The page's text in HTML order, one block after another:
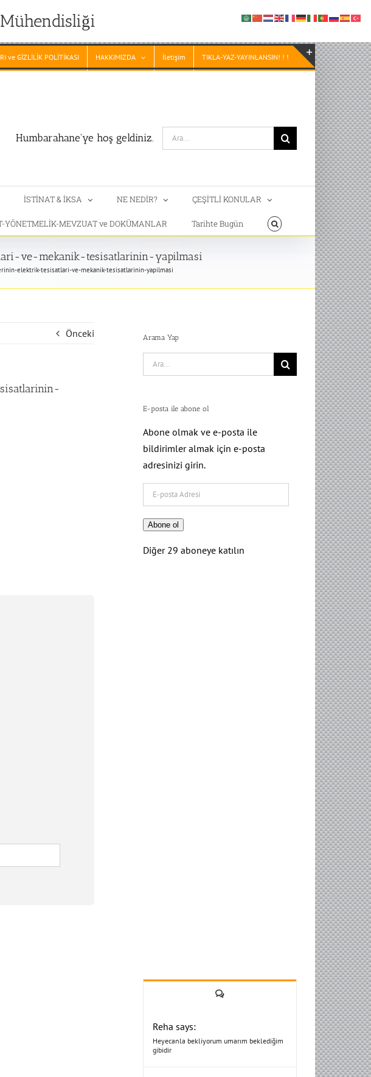
ve GİZLİLİK POLİTİKASI HAKKIMIZDA İletişim TIKLA-YAZ-YAYINLANSIN! ! !
Humbarahane'ye hoş geldiniz.
Search
for:
İSTİNAT & İKSA NE NEDİR? ÇEŞİTLİ KONULAR
YÖNETMELİK-MEVZUAT ve DOKÜMANLAR Tarihte Bugün
ve-mekanik-tesisatlarinin-yapilmasi
elektrik-tesisatlari-ve-mekanik-tesisatlarinin-yapilmasi
Önceki Arama Yap
Search
for:
E-posta ile abone ol
Abone olmak ve e-posta ile
bildirimler almak için e-posta
adresinizi girin.
posta
Adresi
Abone ol
Diğer 29 aboneye katılın
Yorum
Reha says:
Heyecanla bekliyorum umarım beklediğim
gibidir
Toggle
Sliding
Bar
Area